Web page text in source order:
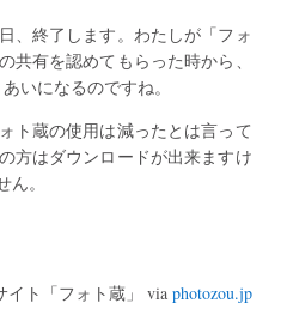
、終了します。わたしが「フォ
共有を認めてもらった時から、
いになるのですね。
ト蔵の使用は減ったとは言って
方はダウンロードが出来ますけ
。
イト「フォト蔵」 via photozou.jp